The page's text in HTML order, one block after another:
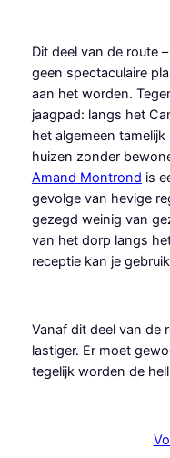
inhoud
Dit deel van de route
geen spectaculaire
aan het worden.
jaagpad: langs het
het algemeen
huizen zonder
Amand Montrond is
gevolge van hevige
gezegd weinig van
van het dorp langs
receptie kan je
Vanaf dit deel van de
lastiger. Er moet
tegelijk worden de